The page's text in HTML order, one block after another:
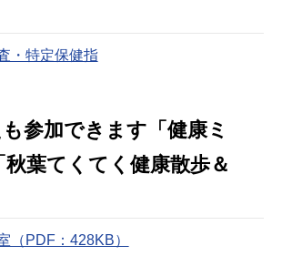
・特定保健指
参加できます「健康ミ
秋葉てくてく健康散歩＆
（PDF：428KB）